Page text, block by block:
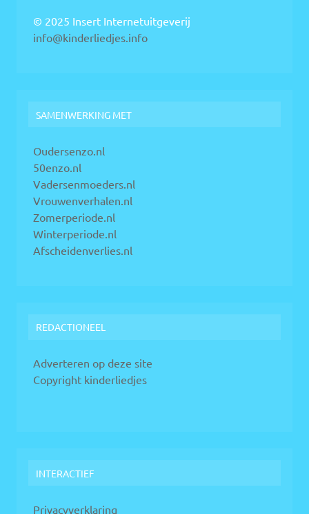
© 2025 Insert Internetuitgeverij
info@kinderliedjes.info
SAMENWERKING MET
Oudersenzo.nl
50enzo.nl
Vadersenmoeders.nl
Vrouwenverhalen.nl
Zomerperiode.nl
Winterperiode.nl
Afscheidenverlies.nl
REDACTIONEEL
Adverteren op deze site
Copyright kinderliedjes
INTERACTIEF
Privacyverklaring